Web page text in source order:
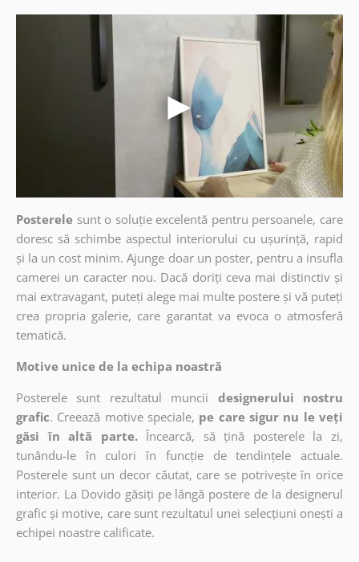
Posterele sunt o soluție excelentă pentru persoanele, care
doresc să schimbe aspectul interiorului cu ușurință, rapid
și la un cost minim. Ajunge doar un poster, pentru a insufla
camerei un caracter nou. Dacă doriți ceva mai distinctiv și
mai extravagant, puteți alege mai multe postere și vă puteți
crea propria galerie, care garantat va evoca o atmosferă
tematică.
Motive unice de la echipa noastră
Posterele sunt rezultatul muncii
designerului nostru
grafic. Creează motive speciale, pe care sigur nu le veți
găsi în altă parte. Încearcă, să țină posterele la zi,
tunându-le în culori în funcție de tendințele actuale.
Posterele sunt un decor căutat, care se potrivește în orice
interior. La Dovido găsiți pe lângă postere de la designerul
grafic și motive, care sunt rezultatul unei selecțiuni onești a
echipei noastre calificate.